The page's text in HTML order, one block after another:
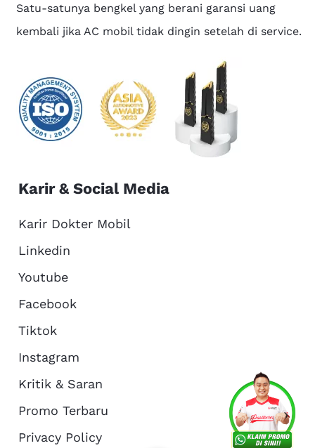
About Us
Satu-satunya bengkel yang berani garansi uang
kembali jika AC mobil tidak dingin setelah di service.
Karir & Social Media
Karir Dokter Mobil
Linkedin
Youtube
Facebook
Tiktok
Instagram
Kritik & Saran
Promo Terbaru
Privacy Policy